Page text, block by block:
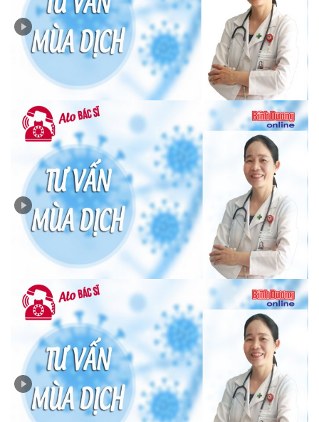
"Alo bác sĩ": Có nên sử dụng một số phương pháp lan
truyền trên mạng xã hội để điều trị Covid-19 tại nhà?
"Alo Bác sĩ": Người dân có nên đổ xô mua máy đo nồng
độ và tạo oxy hay không?
"Alo Bác sĩ “: Xử lý như thế nào khi gặp phải tình trạng